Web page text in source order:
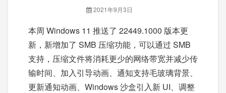
2021年9月3日
本周 Windows 11 推送了 22449.1000 版本更
新，新增加了 SMB 压缩功能，可以通过 SMB
支持，压缩文件将消耗更少的网络带宽并减少传
输时间、加入引导动画、通知支持毛玻璃背景、
更新通知动画、Windows 沙盒引入新 UI、调整